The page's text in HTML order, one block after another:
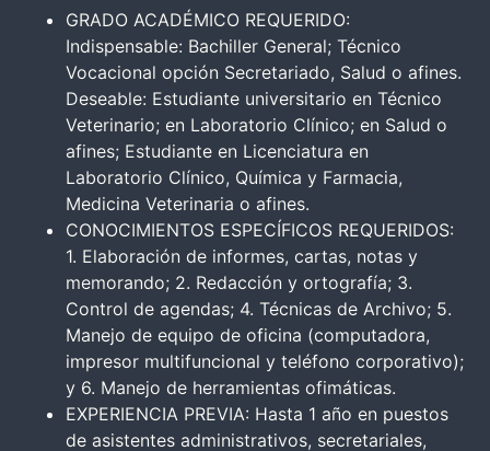
GRADO ACADÉMICO REQUERIDO:
Indispensable: Bachiller General; Técnico
Vocacional opción Secretariado, Salud o afines.
Deseable: Estudiante universitario en Técnico
Veterinario; en Laboratorio Clínico; en Salud o
afines; Estudiante en Licenciatura en
Laboratorio Clínico, Química y Farmacia,
Medicina Veterinaria o afines.
CONOCIMIENTOS ESPECÍFICOS REQUERIDOS:
1. Elaboración de informes, cartas, notas y
memorando; 2. Redacción y ortografía; 3.
Control de agendas; 4. Técnicas de Archivo; 5.
Manejo de equipo de oficina (computadora,
impresor multifuncional y teléfono corporativo);
y 6. Manejo de herramientas ofimáticas.
EXPERIENCIA PREVIA: Hasta 1 año en puestos
de asistentes administrativos, secretariales,